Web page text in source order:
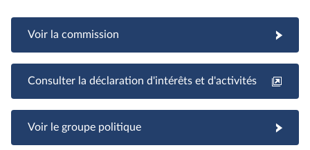
Voir la commission
Consulter la déclaration d'intérêts et d'activités
Voir le groupe politique